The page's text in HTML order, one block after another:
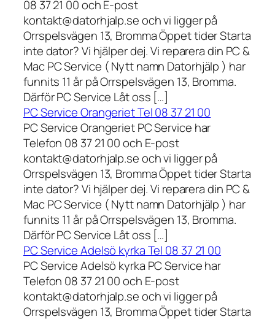
08 37 21 00 och E-post
kontakt@datorhjalp.se och vi ligger på
Orrspelsvägen 13, Bromma Öppet tider Starta
inte dator? Vi hjälper dej. Vi reparera din PC &
Mac PC Service ( Nytt namn Datorhjälp ) har
funnits 11 år på Orrspelsvägen 13, Bromma.
Därför PC Service Låt oss […]
PC Service Orangeriet Tel 08 37 21 00
PC Service Orangeriet PC Service har
Telefon 08 37 21 00 och E-post
kontakt@datorhjalp.se och vi ligger på
Orrspelsvägen 13, Bromma Öppet tider Starta
inte dator? Vi hjälper dej. Vi reparera din PC &
Mac PC Service ( Nytt namn Datorhjälp ) har
funnits 11 år på Orrspelsvägen 13, Bromma.
Därför PC Service Låt oss […]
PC Service Adelsö kyrka Tel 08 37 21 00
PC Service Adelsö kyrka PC Service har
Telefon 08 37 21 00 och E-post
kontakt@datorhjalp.se och vi ligger på
Orrspelsvägen 13, Bromma Öppet tider Starta